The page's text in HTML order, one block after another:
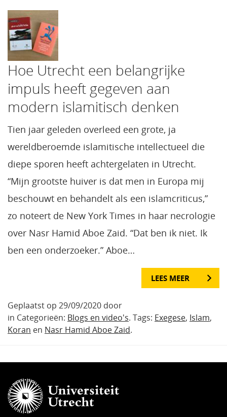
Hoe Utrecht een belangrijke
impuls heeft gegeven aan
modern islamitisch denken
Tien jaar geleden overleed een grote, ja
wereldberoemde islamitische intellectueel die
diepe sporen heeft achtergelaten in Utrecht.
“Mijn grootste huiver is dat men in Europa mij
beschouwt en behandelt als een islamcriticus,”
zo noteert de New York Times in haar necrologie
over Nasr Hamid Aboe Zaid. “Dat ben ik niet. Ik
ben een onderzoeker.” Aboe…
LEES MEER
Geplaatst op 29/09/2020 door
in Categorieën: Blogs en video's. Tags: Exegese, Islam,
Koran en Nasr Hamid Aboe Zaid.